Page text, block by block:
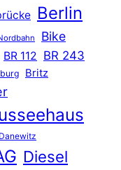
Berlin
Bike
BR 112 BR 243
Britz
Danewitz
Diesel